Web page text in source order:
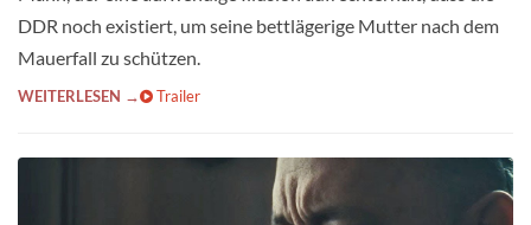
DDR noch existiert, um seine bettlägerige Mutter nach dem
Mauerfall zu schützen.
WEITERLESEN → Trailer